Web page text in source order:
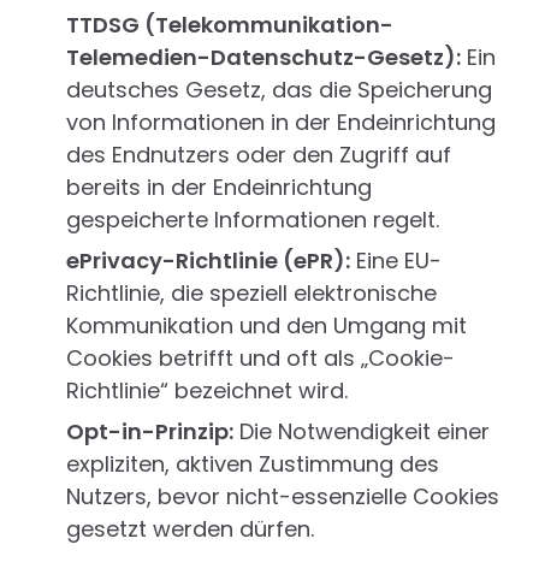
TTDSG (Telekommunikation-
Telemedien-Datenschutz-Gesetz): Ein
deutsches Gesetz, das die Speicherung
von Informationen in der Endeinrichtung
des Endnutzers oder den Zugriff auf
bereits in der Endeinrichtung
gespeicherte Informationen regelt.
ePrivacy-Richtlinie (ePR): Eine EU-
Richtlinie, die speziell elektronische
Kommunikation und den Umgang mit
Cookies betrifft und oft als „Cookie-
Richtlinie“ bezeichnet wird.
Opt-in-Prinzip: Die Notwendigkeit einer
expliziten, aktiven Zustimmung des
Nutzers, bevor nicht-essenzielle Cookies
gesetzt werden dürfen.